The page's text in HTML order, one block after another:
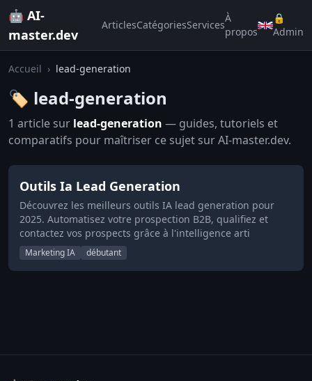
🤖 AI-
master.dev
ArticlesCatégoriesServices
À
propos
🔒
Admin
Accueil › lead-generation
🏷️ lead-generation
1 article sur lead-generation — guides, tutoriels et
comparatifs pour maîtriser ce sujet sur AI-master.dev.
Outils Ia Lead Generation
Découvrez les meilleurs outils IA lead generation pour
2025. Automatisez votre prospection B2B, qualifiez et
contactez vos prospects grâce à l'intelligence arti
Marketing IA débutant